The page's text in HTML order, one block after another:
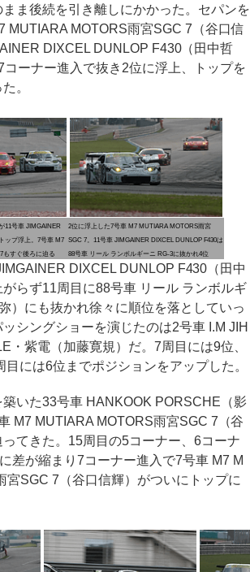
まま後続を引き離しにかかった。セパンを
MUTIARA MOTORS雨宮SGC 7（谷口信
DIXCEL DUNLOP F430（田中哲
ーナー進入で抜き2位に浮上、トップを
。
11号車 JIMGAINER
ップ浮上。7号車 M7
もすぐ後ろに迫る
2位に浮上した7号車 M7 MUTIARA MOTORS雨宮
SGC 7。11号車 JIMGAINER DIXCEL DUNLOP F430は
88号車 リール ランボルギーニ RG-3に抜かれ4位
DIXCEL DUNLOP F430（田中
らず11周目に88号車 リール ランボルギ
）にも抜かれ徐々に順位を落としていっ
シングショーを演じたのは2号車 I.M JIH
・紫電（加藤寛規）だ。7周目には9位、
には6位までポジションをアップした。
いた33号車 HANKOOK PORSCHE（影
M7 MUTIARA MOTORS雨宮SGC 7（谷
てきた。15周目の5コーナー、6コーナ
差が縮まり7コーナー進入で7号車 M7 M
宮SGC 7（谷口信輝）がついにトップに